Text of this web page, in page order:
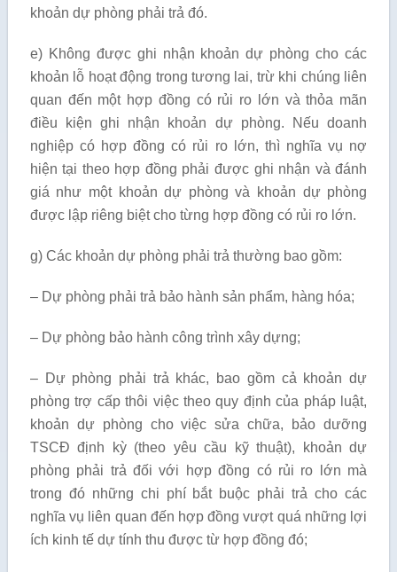
khoản dự phòng phải trả đó.
e) Không được ghi nhận khoản dự phòng cho các
khoản lỗ hoạt động trong tương lai, trừ khi chúng liên
quan đến một hợp đồng có rủi ro lớn và thỏa mãn
điều kiện ghi nhận khoản dự phòng. Nếu doanh
nghiệp có hợp đồng có rủi ro lớn, thì nghĩa vụ nợ
hiện tại theo hợp đồng phải được ghi nhận và đánh
giá như một khoản dự phòng và khoản dự phòng
được lập riêng biệt cho từng hợp đồng có rủi ro lớn.
g) Các khoản dự phòng phải trả thường bao gồm:
– Dự phòng phải trả bảo hành sản phẩm, hàng hóa;
– Dự phòng bảo hành công trình xây dựng;
– Dự phòng phải trả khác, bao gồm cả khoản dự
phòng trợ cấp thôi việc theo quy định của pháp luật,
khoản dự phòng cho việc sửa chữa, bảo dưỡng
TSCĐ định kỳ (theo yêu cầu kỹ thuật), khoản dự
phòng phải trả đối với hợp đồng có rủi ro lớn mà
trong đó những chi phí bắt buộc phải trả cho các
nghĩa vụ liên quan đến hợp đồng vượt quá những lợi
ích kinh tế dự tính thu được từ hợp đồng đó;